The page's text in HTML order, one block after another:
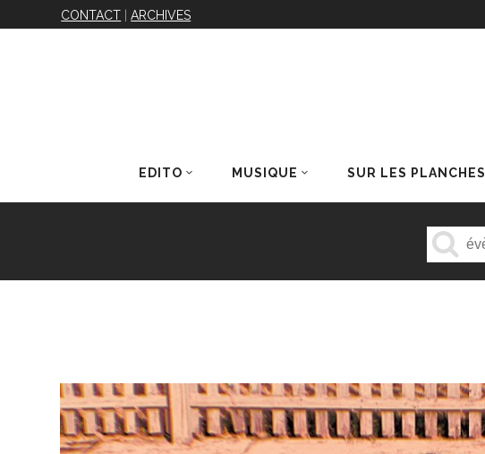
CONTACT |ARCHIVES
EDITO MUSIQUE SUR LES PLANCHES